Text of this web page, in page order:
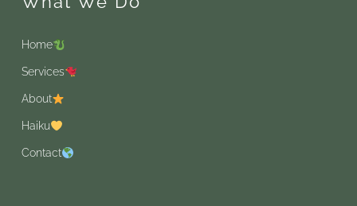
Home
Services
About
Haiku
Contact